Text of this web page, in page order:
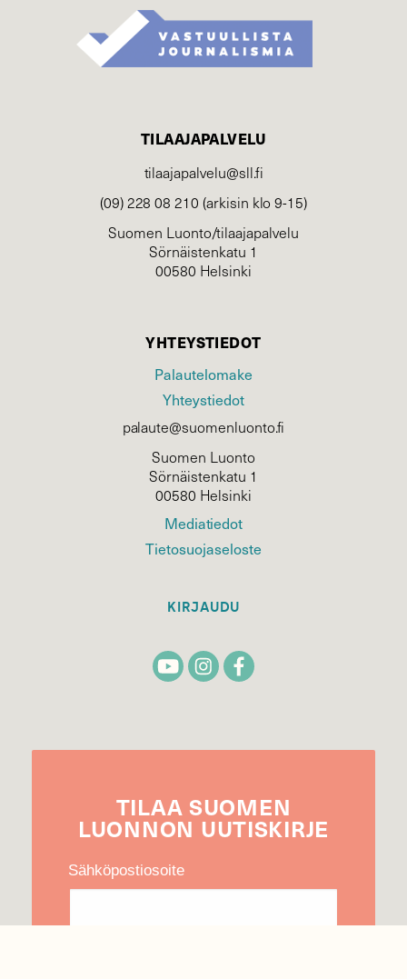
TILAAJAPALVELU
tilaajapalvelu@sll.fi
(09) 228 08 210 (arkisin klo 9-15)
Suomen Luonto/tilaajapalvelu
Sörnäistenkatu 1
00580 Helsinki
YHTEYSTIEDOT
Palautelomake
Yhteystiedot
palaute@suomenluonto.fi
Suomen Luonto
Sörnäistenkatu 1
00580 Helsinki
Mediatiedot
Tietosuojaseloste
KIRJAUDU
TILAA SUOMEN
LUONNON UUTIS­KIRJE
Sähköpostiosoite